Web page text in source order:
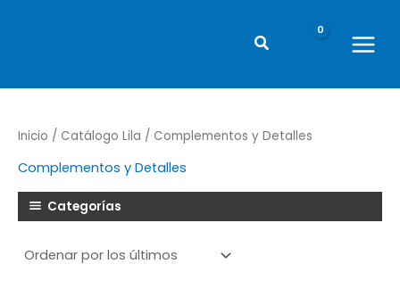
Buscar
Main
Menu
Inicio / Catálogo Lila / Complementos y Detalles
Complementos y Detalles
Categorías